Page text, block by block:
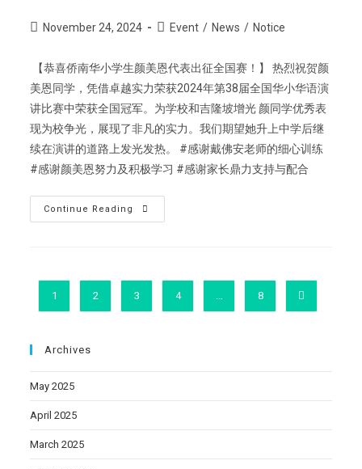
November 24, 2024 Event / News / Notice
【恭喜侨南华小学生颜美恩代表出征全国赛！】 热烈祝贺颜
美恩同学，凭借卓越实力荣获2024年第38届全国华小华语演
讲比赛中荣获全国冠军。为学校和吉隆坡增光 颜同学优秀表
现为校争光，展现了非凡的实力。我们期望她升上中学后继
续在演讲的道路上发光发热。 #感谢戴佛安老师的细心训练
#感谢颜美恩努力及积极学习 #感谢家长鼎力支持与配合
Continue Reading
1 2 3 4 8
Archives
May 2025
April 2025
March 2025